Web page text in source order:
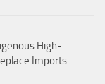
High-
Imports